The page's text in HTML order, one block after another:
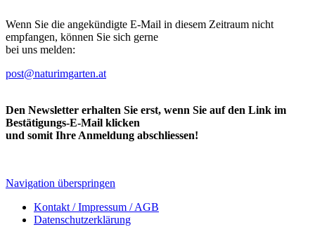
Wenn Sie die angekündigte E-Mail in diesem Zeitraum nicht
empfangen, können Sie sich gerne
bei uns melden:
post@naturimgarten.at
Den Newsletter erhalten Sie erst, wenn Sie auf den Link im
Bestätigungs-E-Mail klicken
und somit Ihre Anmeldung abschliessen!
Navigation überspringen
Kontakt / Impressum / AGB
Datenschutzerklärung